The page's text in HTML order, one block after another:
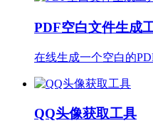
PDF空白文件生成
在线生成一个空白的
QQ头像获取工具